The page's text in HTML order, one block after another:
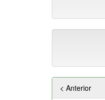
< Anterior